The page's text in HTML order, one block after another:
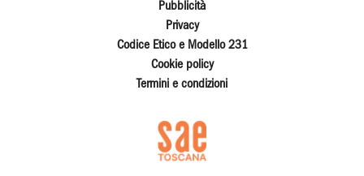
Pubblicità
Privacy
Codice Etico e Modello 231
Cookie policy
Termini e condizioni